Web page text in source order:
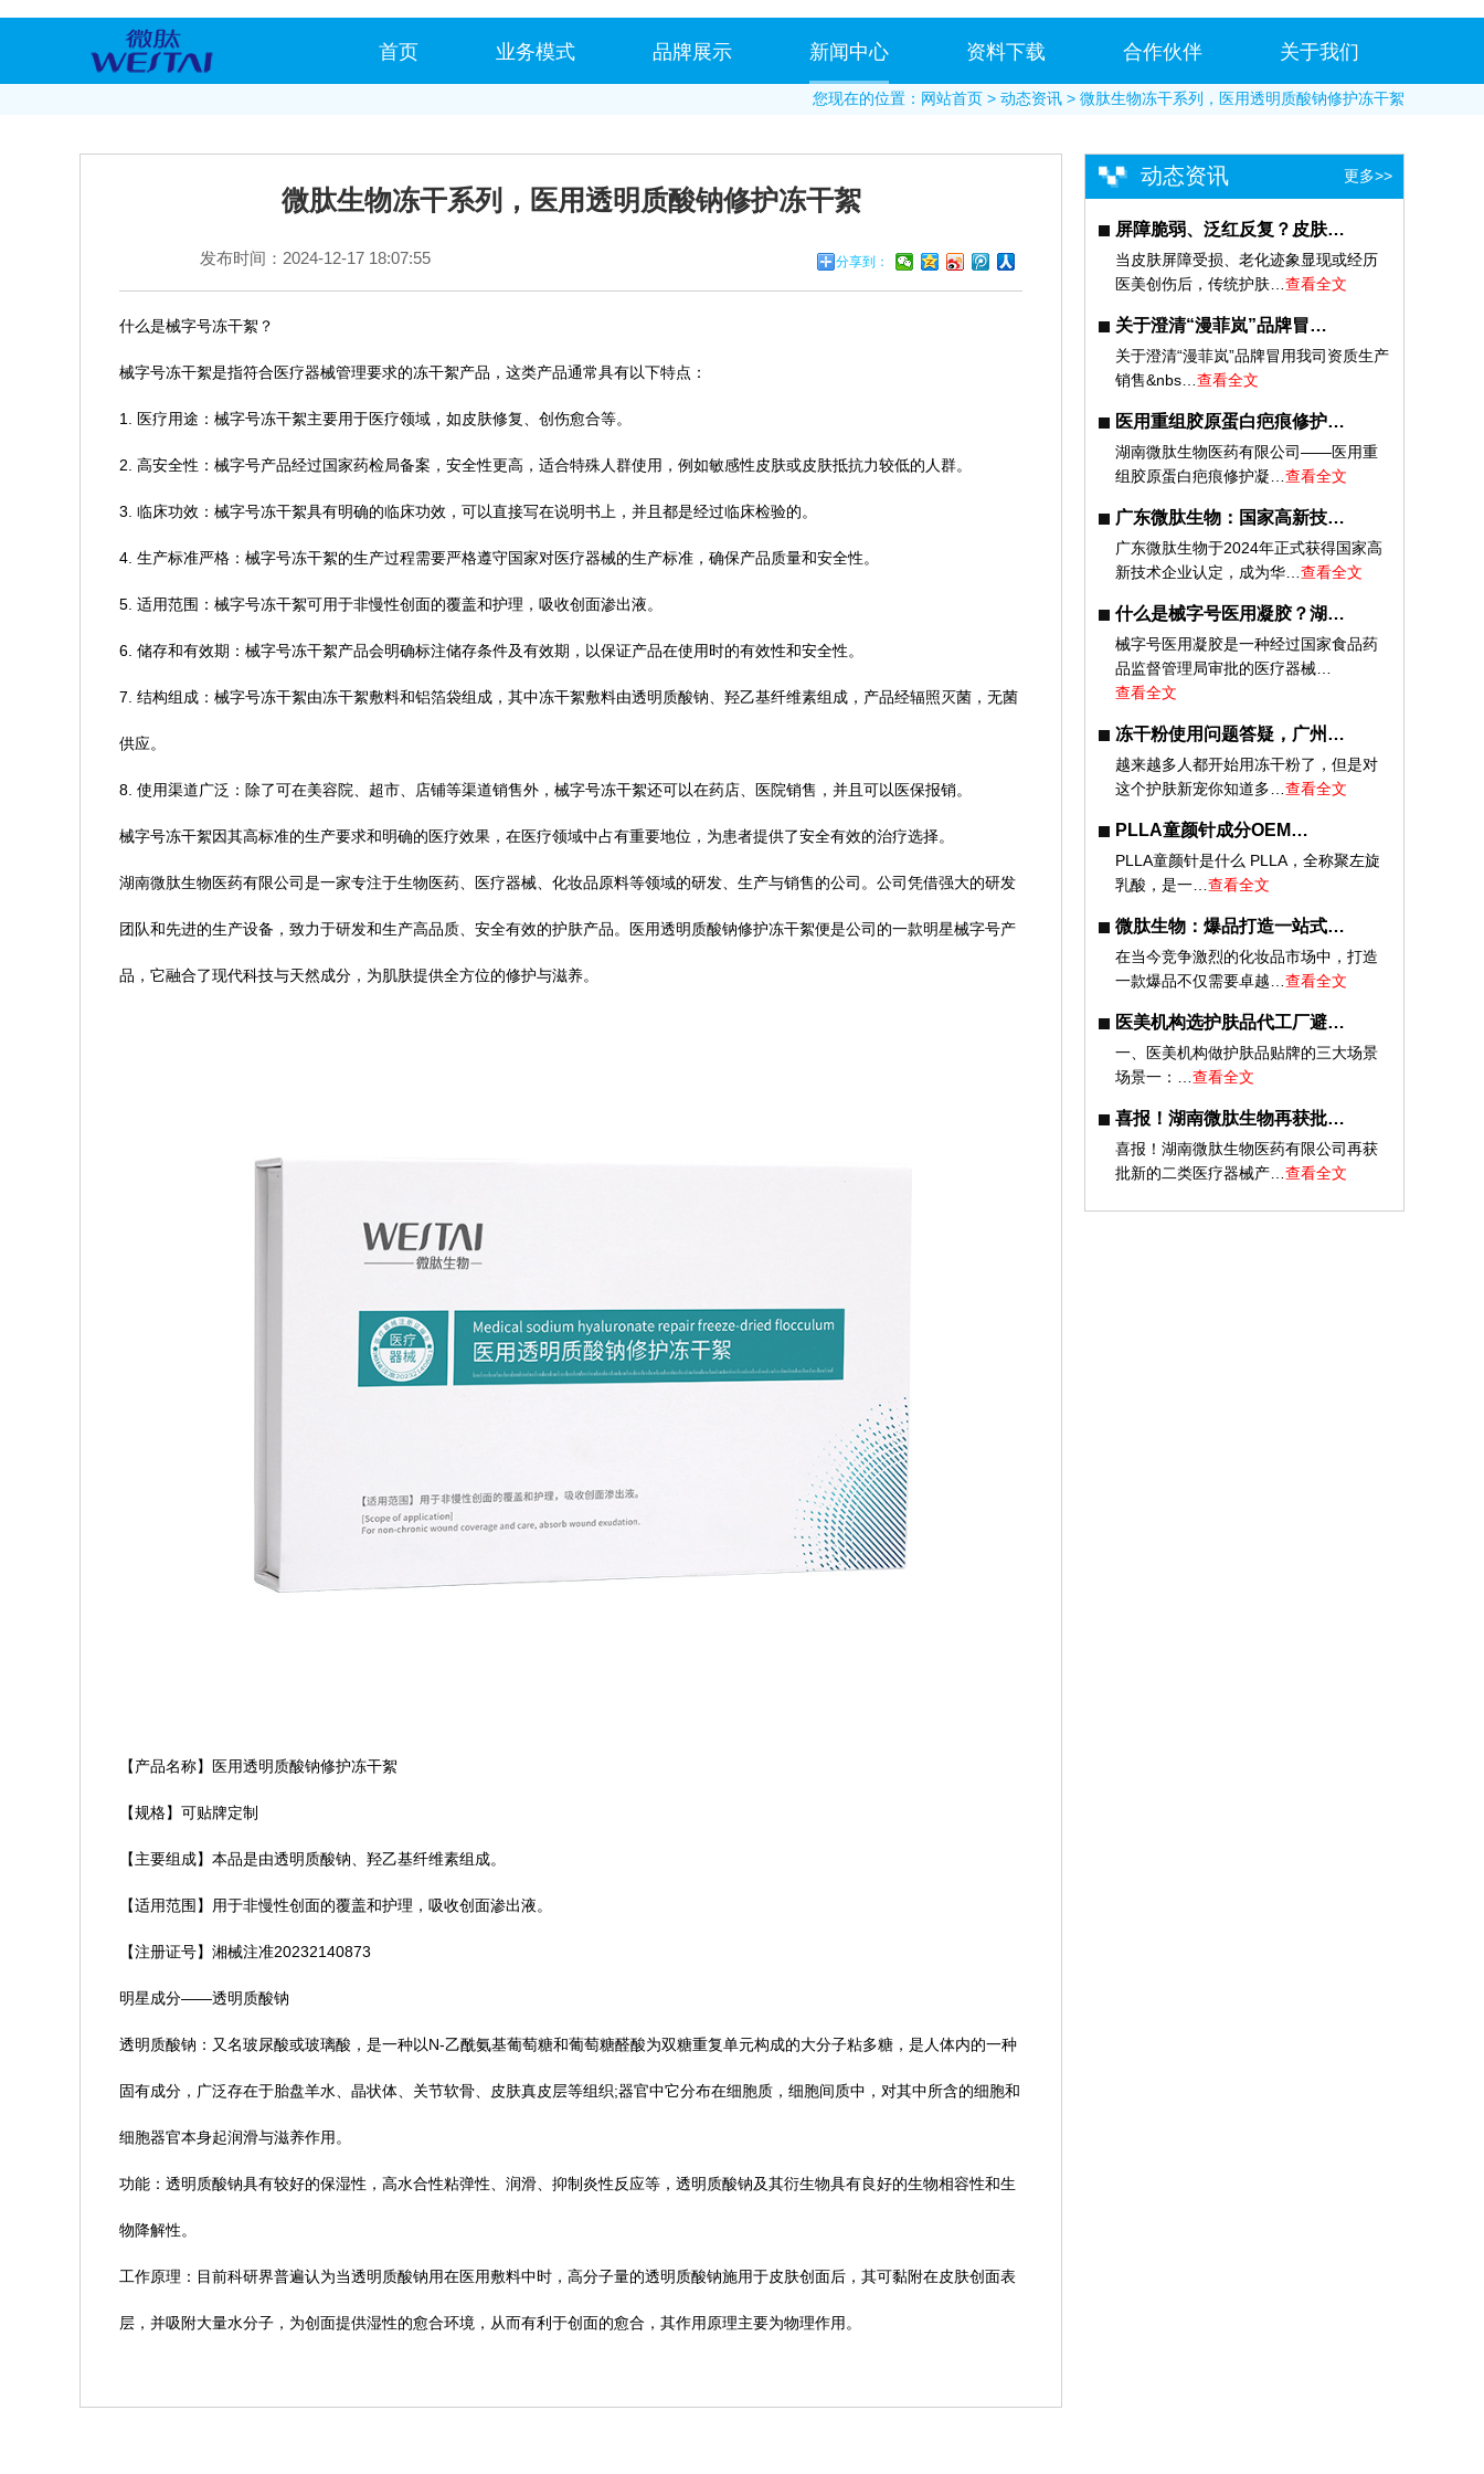
首页 业务模式 品牌展示 新闻中心 资料下载 合作伙伴 关于我们
您现在的位置： 网站首页 > 动态资讯 > 微肽生物冻干系列，医用透明质酸钠修护冻干絮
微肽生物冻干系列，医用透明质酸钠修护冻干絮
发布时间：2024-12-17 18:07:55 分享到：
什么是械字号冻干絮 ？
械字号冻干絮是指符合医疗器械管理要求的冻干絮产品，这类产品通常具有以下特点：
1. 医疗用途：械字号冻干絮主要用于医疗领域，如皮肤修复、创伤愈合等。
2. 高安全性：械字号产品经过国家药检局备案，安全性更高，适合特殊人群使用，例如敏感性皮肤或皮肤抵抗力较低的人群。
3. 临床功效：械字号冻干絮具有明确的临床功效，可以直接写在说明书上，并且都是经过临床检验的。
4. 生产标准严格：械字号冻干絮的生产过程需要严格遵守国家对医疗器械的生产标准，确保产品质量和安全性。
5. 适用范围：械字号冻干絮可用于非慢性创面的覆盖和护理，吸收创面渗出液。
6. 储存和有效期：械字号冻干絮产品会明确标注储存条件及有效期，以保证产品在使用时的有效性和安全性。
7. 结构组成：械字号冻干絮由冻干絮敷料和铝箔袋组成，其中冻干絮敷料由透明质酸钠、羟乙基纤维素组成，产品经辐照灭菌，无菌
供应。
8. 使用渠道广泛：除了可在美容院、超市、店铺等渠道销售外，械字号冻干絮还可以在药店、医院销售，并且可以医保报销。
械字号冻干絮因其高标准的生产要求和明确的医疗效果，在医疗领域中占有重要地位，为患者提供了安全有效的治疗选择。
湖南微肽生物医药有限公司是一家专注于生物医药、医疗器械、化妆品原料等领域的研发、生产与销售的公司 。 公司凭借强大的研发
团队和先进的生产设备，致力于研发和生产高品质、安全有效的护肤产品。医用透明质酸钠修护冻干絮便是公司的一款明星械字号产
品，它融合了现代科技与天然成分，为肌肤提供全方位的修护与滋养。
【产品名称】医用透明质酸钠修护冻干絮
【规格】可贴牌定制
【主要组成】本品是由透明质酸钠、羟乙基纤维素组成。
【适用范围】用于非慢性创面的覆盖和护理，吸收创面渗出液。
【注册证号】湘械注准20232140873
明星成分——透明质酸钠
透明质酸钠：又名玻尿酸或玻璃酸，是一种以N-乙酰氨基葡萄糖和葡萄糖醛酸为双糖重复单元构成的大分子粘多糖，是人体内的一种
固有成分，广泛存在于胎盘羊水、晶状体、关节软骨、皮肤真皮层等组织;器官中它分布在细胞质，细胞间质中，对其中所含的细胞和
细胞器官本身起润滑与滋养作用。
功能：透明质酸钠具有较好的保湿性，高水合性粘弹性、润滑、抑制炎性反应等，透明质酸钠及其衍生物具有良好的生物相容性和生
物降解性。
工作原理：目前科研界普遍认为当透明质酸钠用在医用敷料中时，高分子量的透明质酸钠施用于皮肤创面后，其可黏附在皮肤创面表
层，并吸附大量水分子，为创面提供湿性的愈合环境，从而有利于创面的愈合，其作用原理主要为物理作用。
更多>>
动态资讯
屏障脆弱、泛红反复？皮肤…
当皮肤屏障受损、老化迹象显现或经历
医美创伤后，传统护肤… 查看全文
关于澄清“漫菲岚”品牌冒…
关于澄清“漫菲岚”品牌冒用我司资质生产
销售&nbs… 查看全文
医用重组胶原蛋白疤痕修护…
湖南微肽生物医药有限公司——医用重
组胶原蛋白疤痕修护凝… 查看全文
广东微肽生物：国家高新技…
广东微肽生物于2024年正式获得国家高
新技术企业认定，成为华… 查看全文
什么是械字号医用凝胶？湖…
械字号医用凝胶是一种经过国家食品药
品监督管理局审批的医疗器械…
查看全文
冻干粉使用问题答疑，广州…
越来越多人都开始用冻干粉了，但是对
这个护肤新宠你知道多… 查看全文
PLLA童颜针成分OEM…
PLLA童颜针是什么 PLLA，全称聚左旋
乳酸，是一… 查看全文
微肽生物：爆品打造一站式…
在当今竞争激烈的化妆品市场中，打造
一款爆品不仅需要卓越… 查看全文
医美机构选护肤品代工厂避…
一、医美机构做护肤品贴牌的三大场景
场景一：… 查看全文
喜报！湖南微肽生物再获批…
喜报！湖南微肽生物医药有限公司再获
批新的二类医疗器械产… 查看全文